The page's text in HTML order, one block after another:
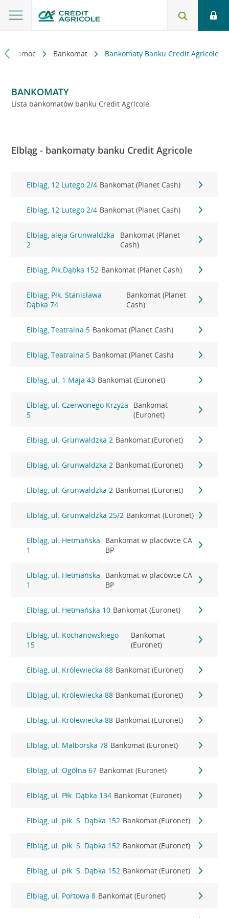
i pomoc Bankomat Bankomaty Banku Credit Agricole
BANKOMATY
Lista bankomatów banku Credit Agricole
Elbląg - bankomaty banku Credit Agricole
Elbląg, 12 Lutego 2/4 Bankomat (Planet Cash)
Elbląg, 12 Lutego 2/4 Bankomat (Planet Cash)
Elbląg, aleja Grunwaldzka
2
Bankomat (Planet
Cash)
Elbląg, Płk.Dąbka 152 Bankomat (Planet Cash)
Elbląg, Płk. Stanisława
Dąbka 74
Bankomat (Planet
Cash)
Elbląg, Teatralna 5 Bankomat (Planet Cash)
Elbląg, Teatralna 5 Bankomat (Planet Cash)
Elbląg, ul. 1 Maja 43 Bankomat (Euronet)
Elbląg, ul. Czerwonego Krzyża
5
Bankomat
(Euronet)
Elbląg, ul. Grunwaldzka 2 Bankomat (Euronet)
Elbląg, ul. Grunwaldzka 2 Bankomat (Euronet)
Elbląg, ul. Grunwaldzka 2 Bankomat (Euronet)
Elbląg, ul. Grunwaldzka 25/2 Bankomat (Euronet)
Elbląg, ul. Hetmańska
1
Bankomat w placówce CA
BP
Elbląg, ul. Hetmańska
1
Bankomat w placówce CA
BP
Elbląg, ul. Hetmańska 10 Bankomat (Euronet)
Elbląg, ul. Kochanowskiego
15
Bankomat
(Euronet)
Elbląg, ul. Królewiecka 88 Bankomat (Euronet)
Elbląg, ul. Królewiecka 88 Bankomat (Euronet)
Elbląg, ul. Królewiecka 88 Bankomat (Euronet)
Elbląg, ul. Malborska 78 Bankomat (Euronet)
Elbląg, ul. Ogólna 67 Bankomat (Euronet)
Elbląg, ul. Płk. Dąbka 134 Bankomat (Euronet)
Elbląg, ul. płk. S. Dąbka 152 Bankomat (Euronet)
Elbląg, ul. płk. S. Dąbka 152 Bankomat (Euronet)
Elbląg, ul. płk. S. Dąbka 152 Bankomat (Euronet)
Elbląg, ul. Portowa 8 Bankomat (Euronet)